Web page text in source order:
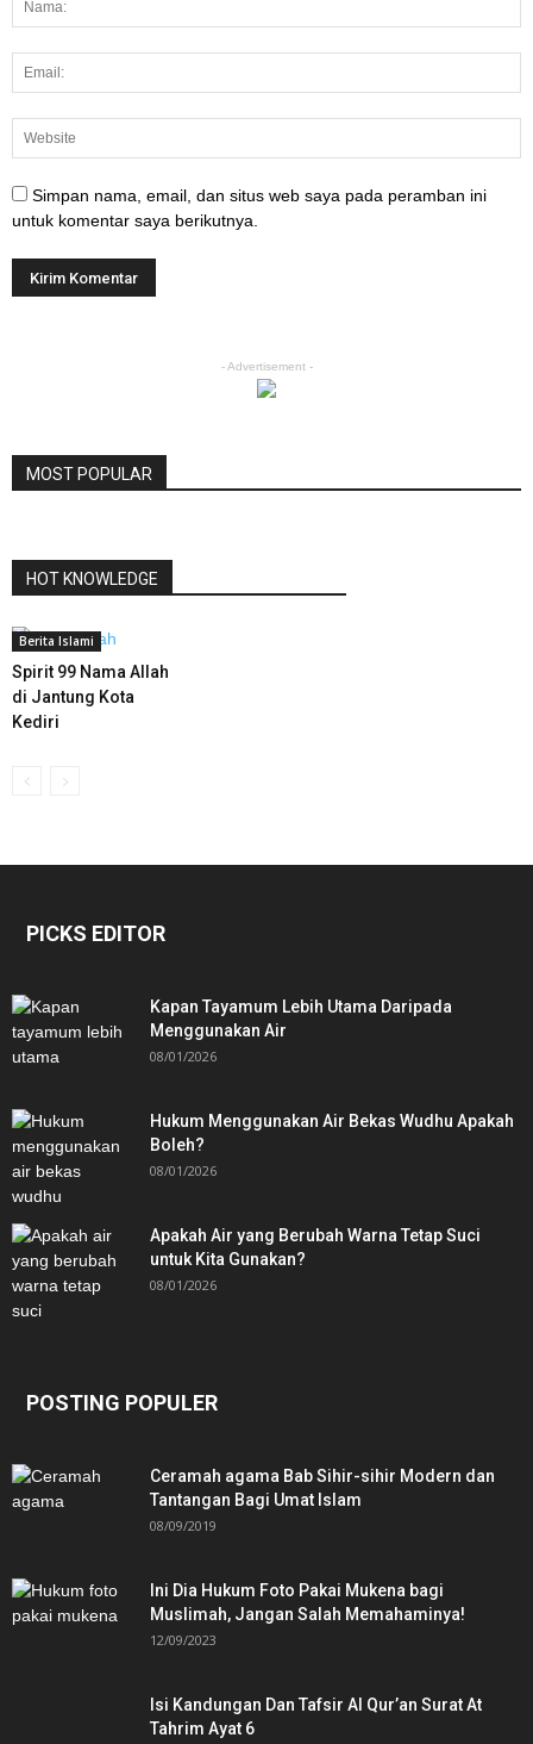
Simpan nama, email, dan situs web saya pada peramban ini
untuk komentar saya berikutnya.
- Advertisement -
MOST POPULAR
HOT KNOWLEDGE
Berita Islami
Spirit 99 Nama Allah
di Jantung Kota
Kediri
PICKS EDITOR
Kapan Tayamum Lebih Utama Daripada
Menggunakan Air
08/01/2026
Hukum Menggunakan Air Bekas Wudhu Apakah
Boleh?
08/01/2026
Apakah Air yang Berubah Warna Tetap Suci
untuk Kita Gunakan?
08/01/2026
POSTING POPULER
Ceramah agama Bab Sihir-sihir Modern dan
Tantangan Bagi Umat Islam
08/09/2019
Ini Dia Hukum Foto Pakai Mukena bagi
Muslimah, Jangan Salah Memahaminya!
12/09/2023
Isi Kandungan Dan Tafsir Al Qur’an Surat At
Tahrim Ayat 6